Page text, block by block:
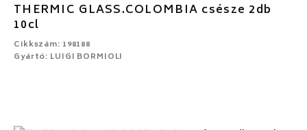
THERMIC GLASS.COLOMBIA csésze 2db
10cl
Cikkszám: 198188
Gyártó: LUIGI BORMIOLI